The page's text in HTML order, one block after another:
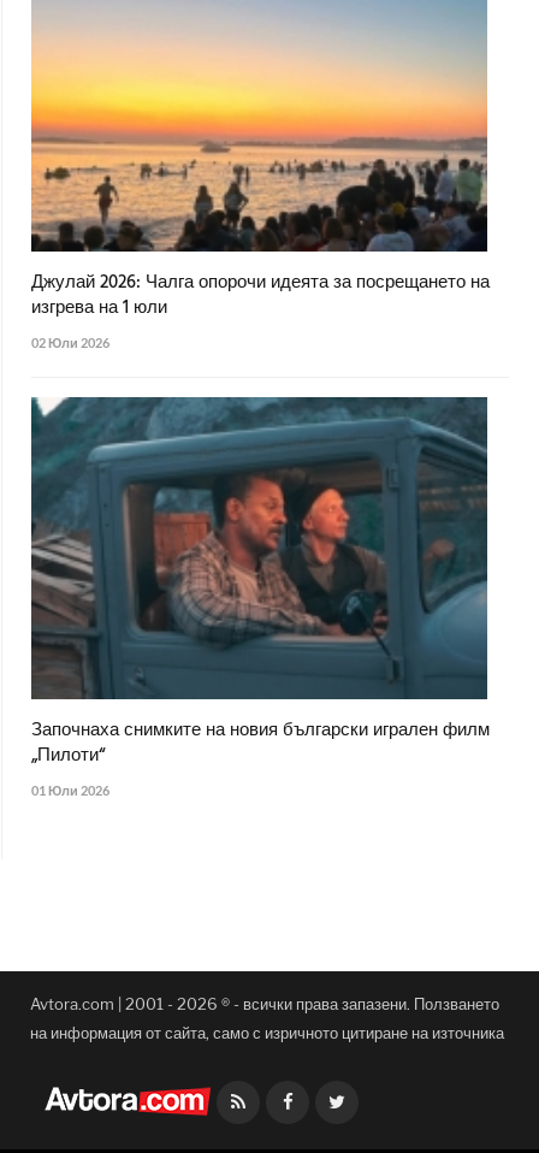
Джулай 2026: Чалга опорочи идеята за посрещането на
изгрева на 1 юли
02 Юли 2026
Започнаха снимките на новия български игрален филм
„Пилоти“
01 Юли 2026
Avtora.com | 2001 - 2026 ® - всички права запазени. Ползването
на информация от сайта, само с изричното цитиране на източника
Facebook